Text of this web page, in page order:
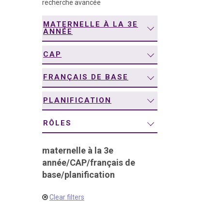
recherche avancée
MATERNELLE À LA 3E
ANNÉE
CAP
FRANÇAIS DE BASE
PLANIFICATION
RÔLES
maternelle à la 3e
année/CAP/français de
base/planification
Clear filters